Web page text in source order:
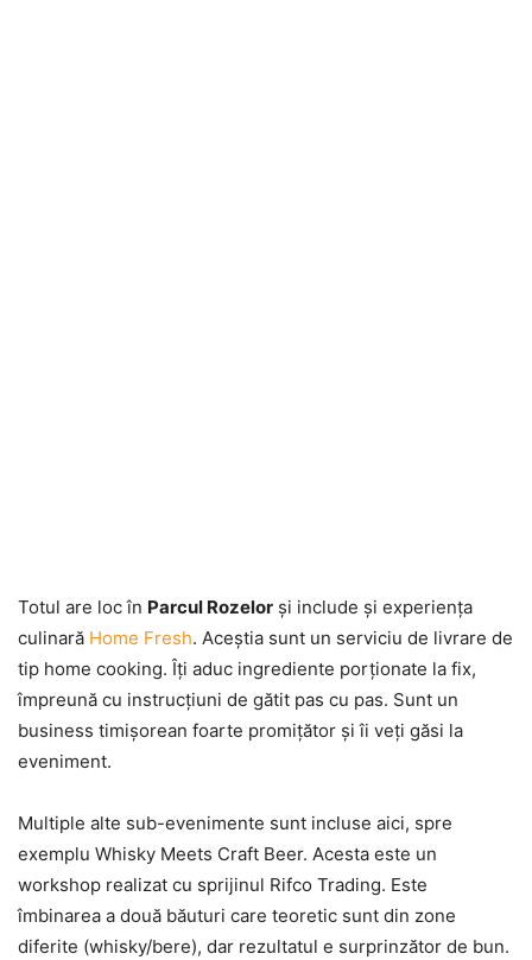
Totul are loc în Parcul Rozelor şi include şi experienţa
culinară Home Fresh. Aceştia sunt un serviciu de livrare de
tip home cooking. Îţi aduc ingrediente porţionate la fix,
împreună cu instrucţiuni de gătit pas cu pas. Sunt un
business timişorean foarte promiţător şi îi veţi găsi la
eveniment.
Multiple alte sub-evenimente sunt incluse aici, spre
exemplu Whisky Meets Craft Beer. Acesta este un
workshop realizat cu sprijinul Rifco Trading. Este
îmbinarea a două băuturi care teoretic sunt din zone
diferite (whisky/bere), dar rezultatul e surprinzător de bun.